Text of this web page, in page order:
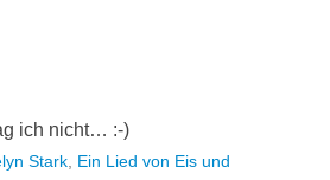
ich nicht… :-)
Stark Ein Lied von Eis und